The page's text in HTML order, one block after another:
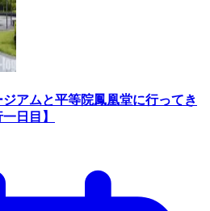
アムと平等院鳳凰堂に行ってき
日目】